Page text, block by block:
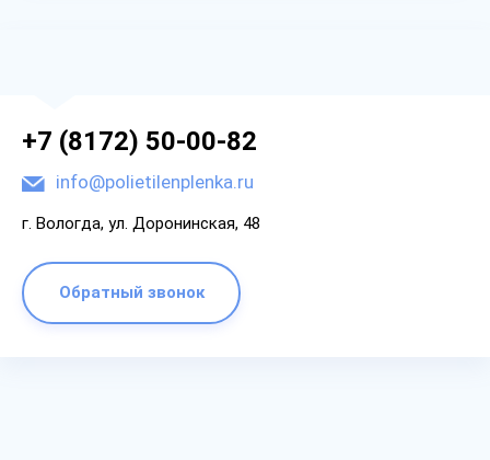
+7 (8172) 50-00-82
info@polietilenplenka.ru
г. Вологда, ул. Доронинская, 48
Обратный звонок